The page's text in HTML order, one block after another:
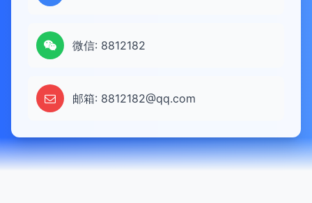
微信: 8812182
邮箱: 8812182@qq.com